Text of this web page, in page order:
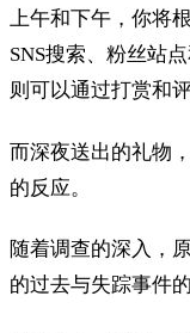
上午和下午，你将
SNS搜索、粉丝站
则可以通过打赏和
而深夜送出的礼物
的反应。
随着调查的深入，
的过去与失踪事件